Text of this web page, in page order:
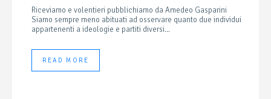
Riceviamo e volentieri pubblichiamo da Amedeo Gasparini
Siamo sempre meno abituati ad osservare quanto due individui
appartenenti a ideologie e partiti diversi...
READ MORE